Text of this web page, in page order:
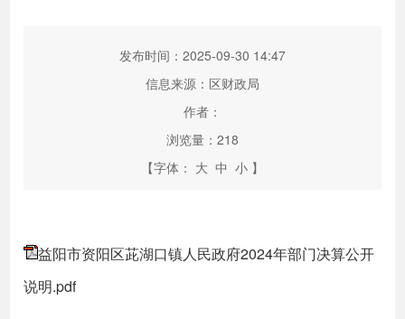
高效办成一件事发布时间：2025-09-30 14:47
信息来源：区财政局
作者：
浏览量： 218
【字体： 大 中 小 】
益阳市资阳区茈湖口镇人民政府2024年部门决算公开
说明.pdf